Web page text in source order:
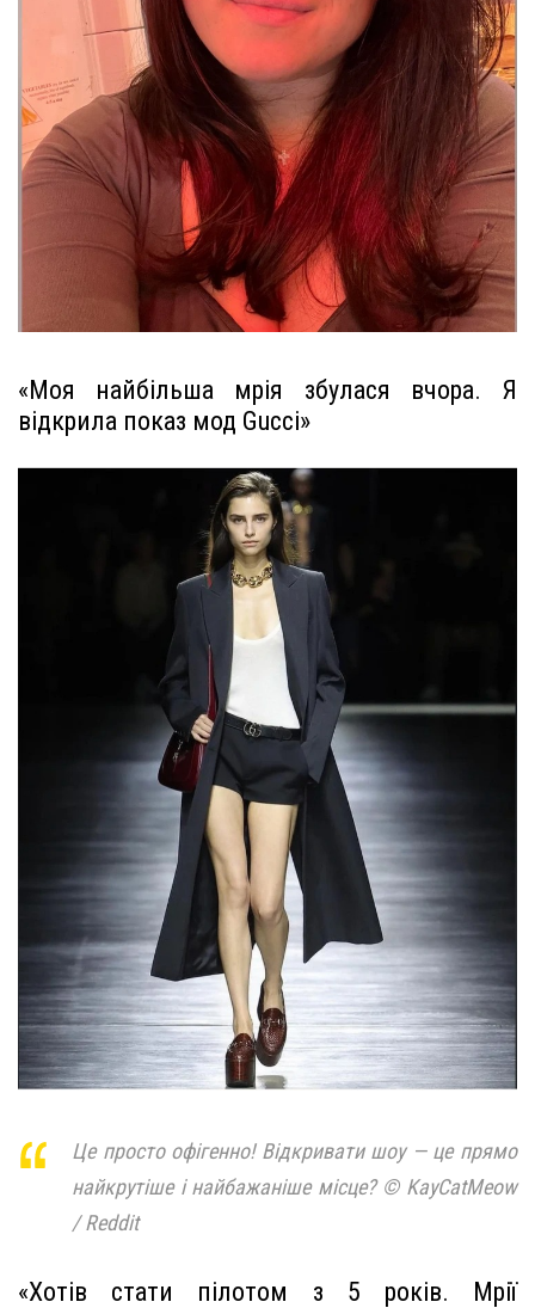
«Моя найбільша мрія збулася вчора. Я
відкрила показ мод Gucci»
Це просто офігенно! Відкривати шоу — це прямо
найкрутіше і найбажаніше місце? © KayCatMeow
/ Reddit
«Хотів стати пілотом з 5 років. Мрії